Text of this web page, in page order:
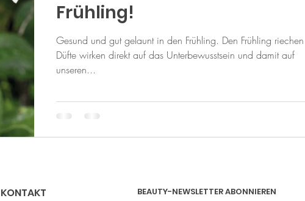
Frühling!
Gesund und gut gelaunt in den Frühling. Den Frühling riechen
Düfte wirken direkt auf das Unterbewusstsein und damit auf
unseren...
KONTAKT BEAUTY-NEWSLETTER ABONNIEREN